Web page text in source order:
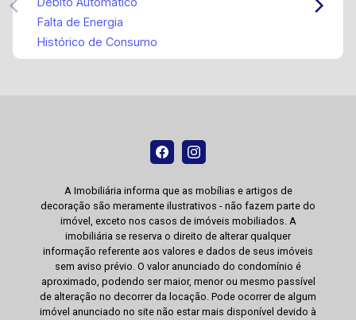
Falta de Energia
Histórico de Consumo
A Imobiliária informa que as mobílias e artigos de
decoração são meramente ilustrativos - não fazem parte do
imóvel, exceto nos casos de imóveis mobiliados. A
imobiliária se reserva o direito de alterar qualquer
informação referente aos valores e dados de seus imóveis
sem aviso prévio. O valor anunciado do condomínio é
aproximado, podendo ser maior, menor ou mesmo passível
de alteração no decorrer da locação. Pode ocorrer de algum
imóvel anunciado no site não estar mais disponível devido à